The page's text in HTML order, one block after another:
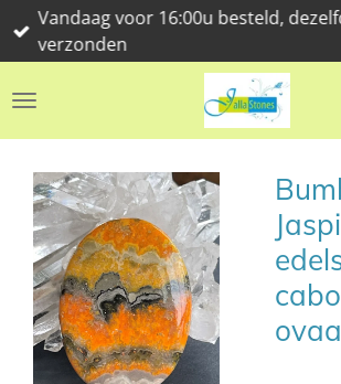
Ga
direct
de
Vandaag voor 16:00u besteld,
verzonden